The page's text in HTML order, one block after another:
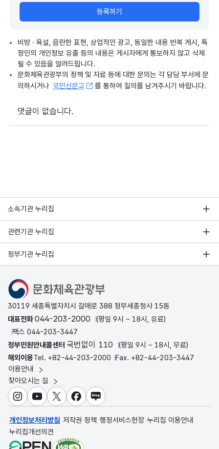
등록하기
비방 · 욕설, 음란한 표현, 상업적인 광고, 동일한 내용 반복 게시, 특
정인의 개인정보 유출 등의 내용은 게시자에게 통보하지 않고 삭제
될 수 있음을 알려드립니다.
문화체육관광부의 정책 및 자료 등에 대한 문의는 각 담당 부서에 문
의하시거나 국민신문고 를 통하여 질의를 남겨주시기 바랍니다.
댓글이 없습니다.
소속기관 누리집
관련기관 누리집
정부기관 누리집
문화체육관광부
30119 세종특별자치시 갈매로 388 정부세종청사 15동
대표전화044-203-2000
(평일 9시 ~ 18시, 유료)
팩스 044-203-3447
정부민원안내콜센터 국번없이 110
(평일 9시 ~ 18시, 무료)
해외이용Tel. +82-44-203-2000 Fax. +82-44-203-3447
이용안내
찾아오시는 길
인스타그램
유튜브X 페이스북
블로그
개인정보처리방침 저작권 정책 행정서비스헌장 누리집 이용안내
누리집개선의견